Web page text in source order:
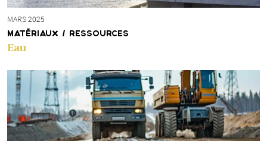
MARS 2025
MATÉRIAUX / RESSOURCES
Eau